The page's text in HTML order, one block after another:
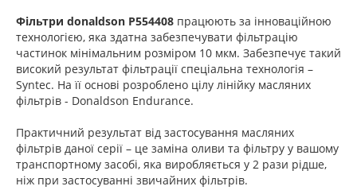
Фільтри donaldson P554408 працюють за інноваційною
технологією, яка здатна забезпечувати фільтрацію
частинок мінімальним розміром 10 мкм. Забезпечує такий
високий результат фільтрації спеціальна технологія –
Syntec. На її основі розроблено цілу лінійку масляних
фільтрів - Donaldson Endurance.
Практичний результат від застосування масляних
фільтрів даної серії – це заміна оливи та фільтру у вашому
транспортному засобі, яка виробляється у 2 рази рідше,
ніж при застосуванні звичайних фільтрів.